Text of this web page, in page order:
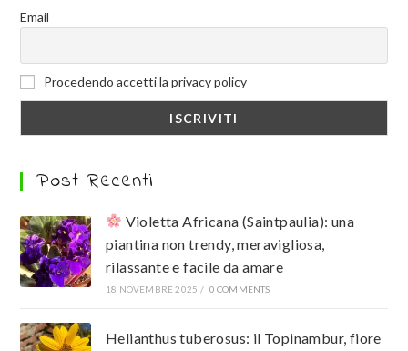
Email
Procedendo accetti la privacy policy
Post Recenti
Violetta Africana (Saintpaulia): una
piantina non trendy, meravigliosa,
rilassante e facile da amare
18 NOVEMBRE 2025 / 0 COMMENTS
Helianthus tuberosus: il Topinambur, fiore